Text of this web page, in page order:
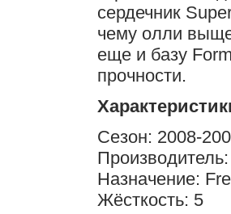
сердечник
чему олли
еще и базу
прочности.
Сезон: 2008-
Назначение:
Жёсткость: 5